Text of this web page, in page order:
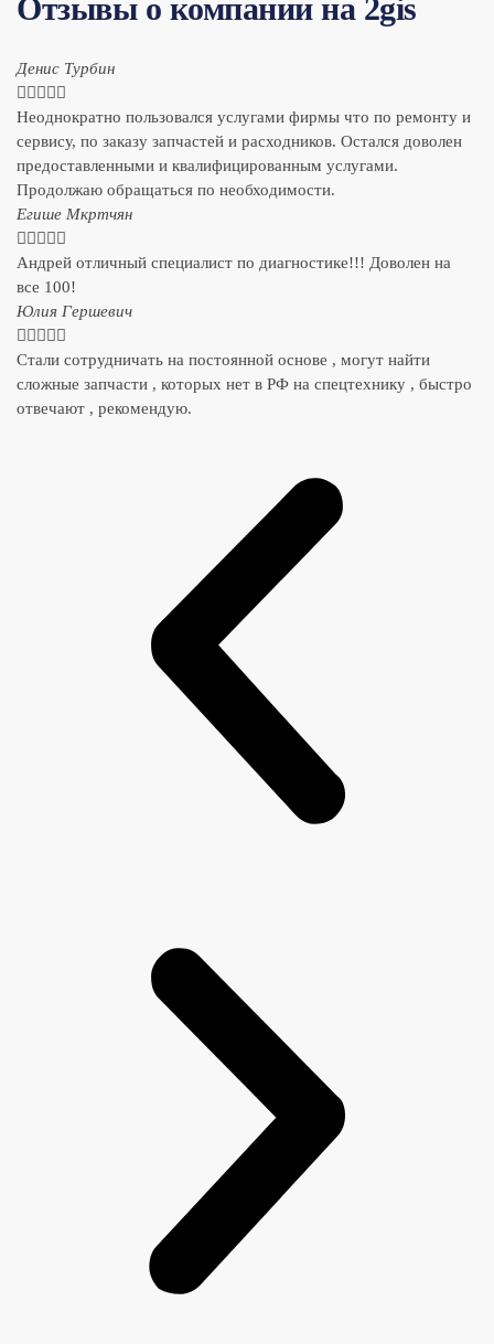
Отзывы о компании на 2gis
Денис Турбин
    
Неоднократно пользовался услугами фирмы что по ремонту и
сервису, по заказу запчастей и расходников. Остался доволен
предоставленными и квалифицированным услугами.
Продолжаю обращаться по необходимости.
​Егише Мкртчян
    
Андрей отличный специалист по диагностике!!! Доволен на
все 100!
​Юлия Гершевич
    
Стали сотрудничать на постоянной основе , могут найти
сложные запчасти , которых нет в РФ на спецтехнику , быстро
отвечают , рекомендую.